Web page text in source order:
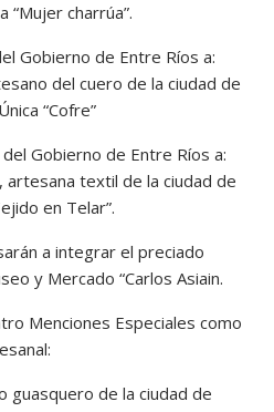
“Mujer charrúa”.
Gobierno de Entre Ríos a:
del cuero de la ciudad de
“Cofre”
Gobierno de Entre Ríos a:
artesana textil de la ciudad de
en Telar”.
a integrar el preciado
y Mercado “Carlos Asiain.
Menciones Especiales como
guasquero de la ciudad de